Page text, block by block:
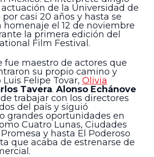
de la Universidad de
casi 20 años y hasta se
homenaje el 12 de noviembre
la primera edición del
Film Festival.
fue maestro de actores que
su propio camino y
Felipe Tovar, Olivia
Tavera. Alonso Echánove
trabajar con los directores
del país y siguió
grandes oportunidades en
Cuatro Lunas, Ciudades
y hasta El Poderoso
que acaba de estrenarse de